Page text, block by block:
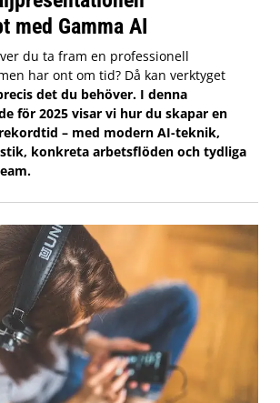
med Gamma AI
du ta fram en professionell
har ont om tid? Då kan verktyget
det du behöver. I denna
för 2025 visar vi hur du skapar en
– med modern AI-teknik,
konkreta arbetsflöden och tydliga